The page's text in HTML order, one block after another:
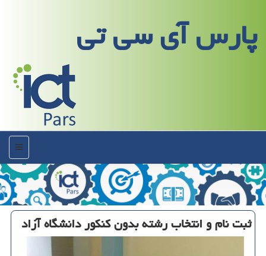
پارس آی سی تی
منو
ثبت نام و انتخاب رشته بدون كنكور دانشگاه آزاد